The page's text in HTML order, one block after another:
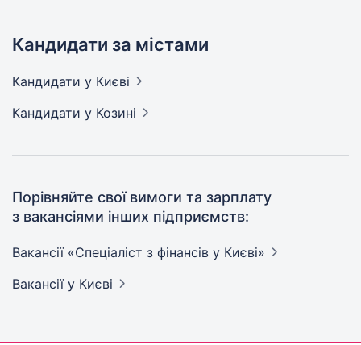
Кандидати за містами
Кандидати у Києві
Кандидати у Козині
Порівняйте свої вимоги та зарплату
з вакансіями інших підприємств:
Вакансії «Спеціаліст з фінансів у Києві»
Вакансії у Києві